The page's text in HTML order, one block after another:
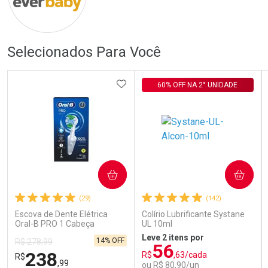
Ativar Desconto
Comprar sem Desconto
Por R$ 719,00/cada
Comprar sem Desconto
Ativar Desconto
Comprar sem Desconto
Por R$ 117,00/cada
Comprar sem Desconto
Por R$ 117,00/cada
Selecionados Para Você
(29)
Escova de Dente Elétrica
Oral-B PRO 1 Cabeça
Redonda Recarregável 1
Unidade
R$ 278,99
R$238,99
14% OFF
ADICIONAR AOS FAVORITOS
COMPRAR
(142)
Colírio Lubrificante Systane
UL 10ml
60% OFF NA 2° UNIDADE
Leve 2 itens por
R$56,63/cada
ou R$ 80,90/un
COMPRAR